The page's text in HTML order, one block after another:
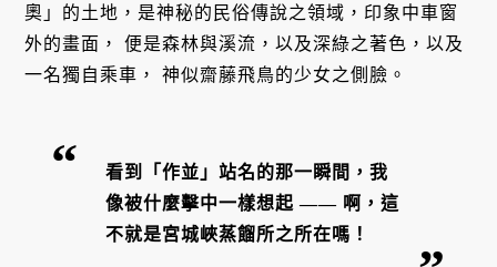
奧」的土地，是神秘的民俗傳說之領域，印象中車窗
外的畫面， 便是森林與溪流，以及深綠之著色，以及
一名獨自乘車， 神似齋藤飛鳥的少女之側臉。
看到「作並」站名的那一瞬間，我
像被什麼擊中一樣想起 —— 啊，這
不就是宮城峽蒸餾所之所在嗎！